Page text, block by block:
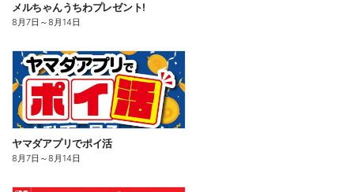
メルちゃんうちわプレゼント!
8月7日 ～8月14日
ヤマダアプリでポイ活
8月7日 ～8月14日